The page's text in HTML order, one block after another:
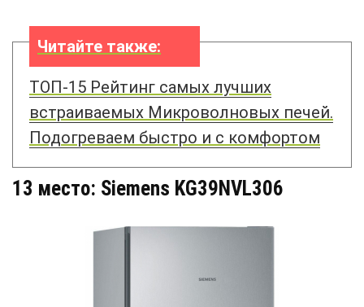
Читайте также:
ТОП-15 Рейтинг самых лучших
встраиваемых Микроволновых печей.
Подогреваем быстро и с комфортом
13 место: Siemens KG39NVL306